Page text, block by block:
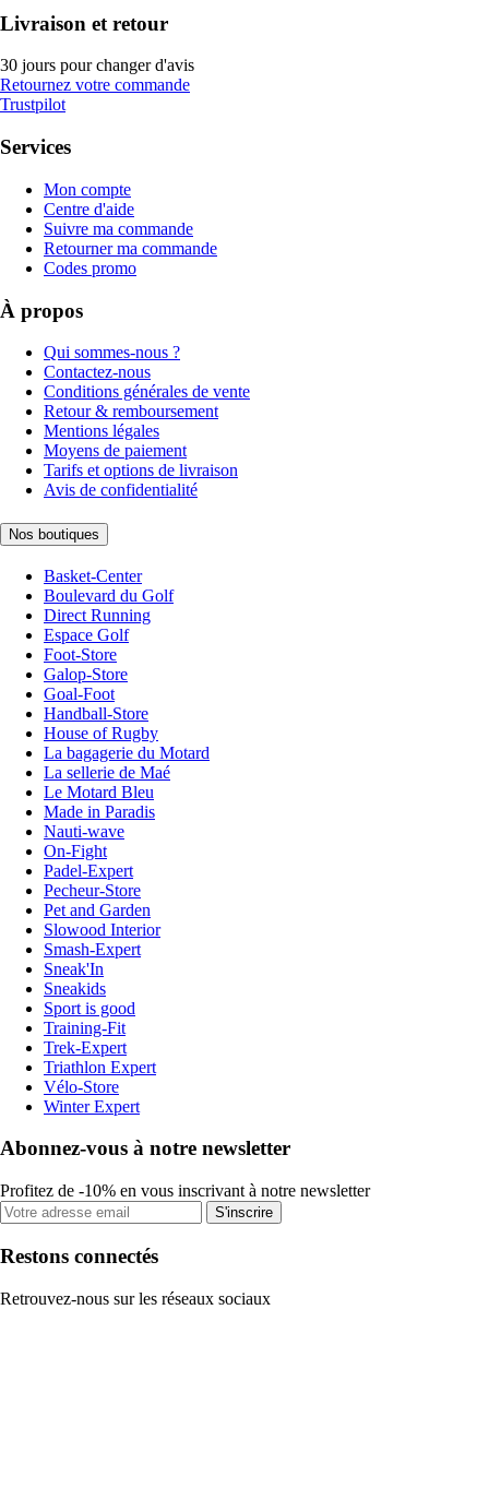
Livraison et retour
30 jours pour changer d'avis
Retournez votre commande
Trustpilot
Services
Mon compte
Centre d'aide
Suivre ma commande
Retourner ma commande
Codes promo
À propos
Qui sommes-nous ?
Contactez-nous
Conditions générales de vente
Retour & remboursement
Mentions légales
Moyens de paiement
Tarifs et options de livraison
Avis de confidentialité
Nos boutiques
Basket-Center
Boulevard du Golf
Direct Running
Espace Golf
Foot-Store
Galop-Store
Goal-Foot
Handball-Store
House of Rugby
La bagagerie du Motard
La sellerie de Maé
Le Motard Bleu
Made in Paradis
Nauti-wave
On-Fight
Padel-Expert
Pecheur-Store
Pet and Garden
Slowood Interior
Smash-Expert
Sneak'In
Sneakids
Sport is good
Training-Fit
Trek-Expert
Triathlon Expert
Vélo-Store
Winter Expert
Abonnez-vous à notre newsletter
Profitez de -10% en vous inscrivant à notre newsletter
S'inscrire
Restons connectés
Retrouvez-nous sur les réseaux sociaux